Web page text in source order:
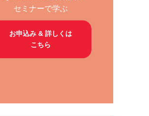
セミナーで学ぶ
お申込み & 詳しくは
こちら